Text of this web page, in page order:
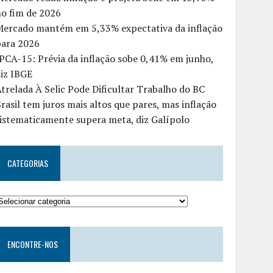
fim de 2026
mantém em 5,33% expectativa da inflação
2026
15: Prévia da inflação sobe 0,41% em junho,
IBGE
À Selic Pode Dificultar Trabalho do BC
tem juros mais altos que pares, mas inflação
supera meta, diz Galípolo
CATEGORIAS
ENCONTRE-NOS